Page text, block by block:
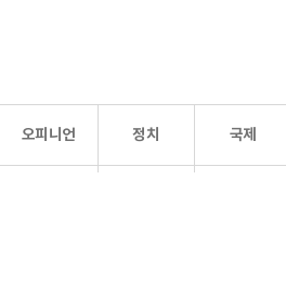
오피니언 정치 국제